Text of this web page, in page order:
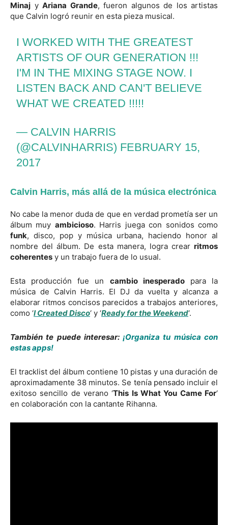
Minaj y Ariana Grande, fueron algunos de los artistas
que Calvin logró reunir en esta pieza musical.
I WORKED WITH THE GREATEST
ARTISTS OF OUR GENERATION !!!
I'M IN THE MIXING STAGE NOW. I
LISTEN BACK AND CAN'T BELIEVE
WHAT WE CREATED !!!!!
— CALVIN HARRIS
(@CALVINHARRIS) FEBRUARY 15,
2017
Calvin Harris, más allá de la música electrónica
No cabe la menor duda de que en verdad prometía ser un
álbum muy ambicioso. Harris juega con sonidos como
funk, disco, pop y música urbana, haciendo honor al
nombre del álbum. De esta manera, logra crear ritmos
coherentes y un trabajo fuera de lo usual.
Esta producción fue un cambio inesperadopara la
música de Calvin Harris. El DJ da vuelta y alcanza a
elaborar ritmos concisos parecidos a trabajos anteriores,
como ‘I Created Disco‘ y ‘Ready for the Weekend‘.
También te puede interesar: ¡Organiza tu música con
estas apps!
El tracklist del álbum contiene 10 pistas y una duración de
aproximadamente 38 minutos. Se tenía pensado incluir el
exitoso sencillo de verano ‘This Is What You Came For‘
en colaboración con la cantante Rihanna.